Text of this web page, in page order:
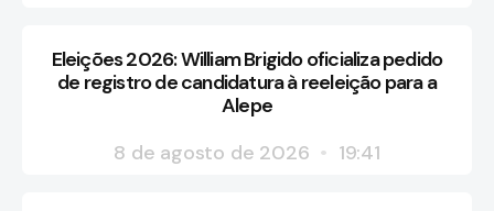
Eleições 2026: William Brigido oficializa pedido
de registro de candidatura à reeleição para a
Alepe
8 de agosto de 2026
19:41